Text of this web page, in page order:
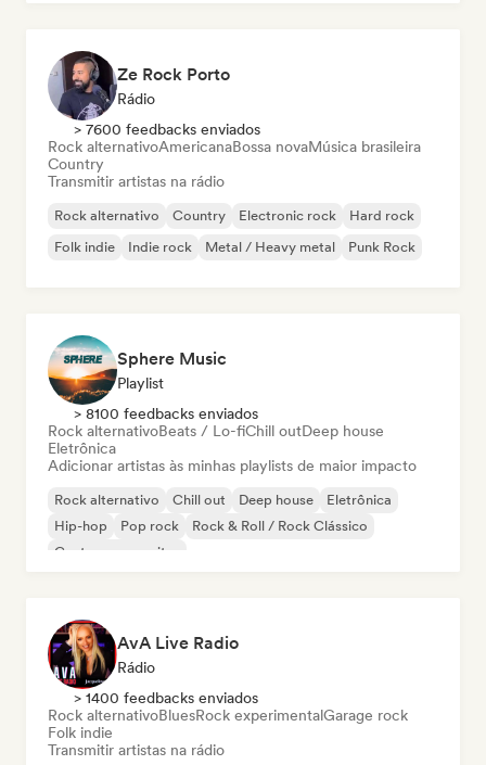
Ze Rock Porto
Rádio
> 7600 feedbacks enviados
Rock alternativoAmericanaBossa novaMúsica brasileira
Country
Transmitir artistas na rádio
Rock alternativo Country Electronic rock
Hard rock
Folk indie
Indie rock Metal / Heavy metal Punk Rock
Sphere Music
Playlist
> 8100 feedbacks enviados
Rock alternativoBeats / Lo-fiChill outDeep house
Eletrônica
Adicionar artistas às minhas playlists de maior impacto
Rock alternativo Chill out Deep house
Eletrônica
Hip-hop
Pop rock
Rock & Roll / Rock Clássico
Cantor-compositor
AvA Live Radio
Rádio
> 1400 feedbacks enviados
Rock alternativoBluesRock experimentalGarage rock
Folk indie
Transmitir artistas na rádio